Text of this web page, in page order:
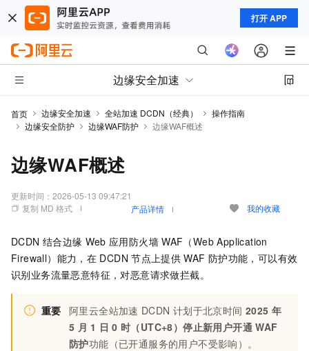
打开 APP
边缘安全加速
首页 边缘安全加速 全站加速 DCDN（经典）
操作指南
边缘安全防护
边缘WAF防护 边缘WAF概述
边缘WAF概述
更新时间： 2026-05-13 09:47:21
复制 MD 格式
产品详情 我的收藏
DCDN 结合边缘 Web 应用防火墙 WAF（Web Application
Firewall）能力，在 DCDN 节点上提供 WAF 防护功能，可以有效
识别业务流量恶意特征，对恶意请求做拦截。
重要 阿里云全站加速 DCDN 计划于北京时间 2025 年
5 月 1 日 0 时（UTC+8）停止新用户开通 WAF
防护功能（已开通服务的用户不受影响）。